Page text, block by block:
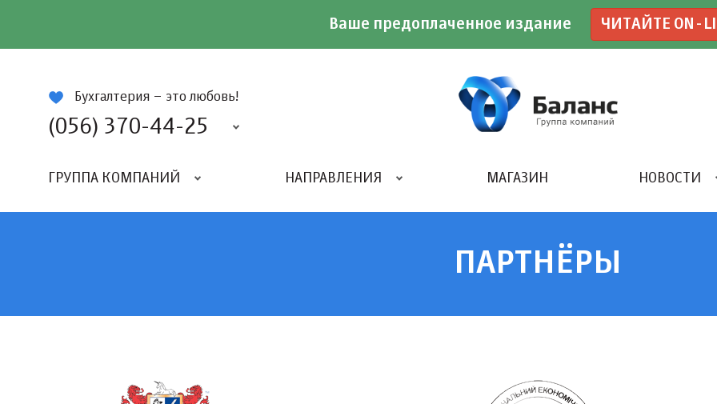
Ваше предоплаченное издание ЧИТАЙТЕ ON-
Бухгалтерия – это любовь!
(056) 370-44-25
ГРУППА КОМПАНИЙ НАПРАВЛЕНИЯ МАГАЗИН НОВОСТИ
ПАРТНЁРЫ